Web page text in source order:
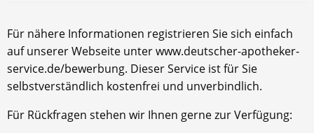
Für nähere Informationen registrieren Sie sich einfach
auf unserer Webseite unter www.deutscher-apotheker-
service.de/bewerbung. Dieser Service ist für Sie
selbstverständlich kostenfrei und unverbindlich.
Für Rückfragen stehen wir Ihnen gerne zur Verfügung: